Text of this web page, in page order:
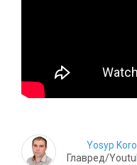
Yosyp Korol
Главред/